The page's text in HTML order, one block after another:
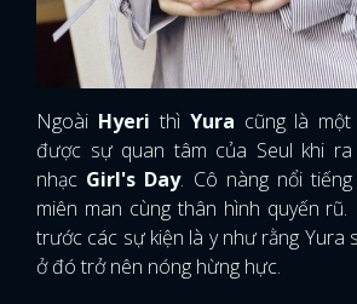
Ngoài Hyeri thì Yura cũng là
được sự quan tâm của Seul khi
nhạc Girl's Day. Cô nàng nổi
miên man cùng thân hình quyến rũ.
trước các sự kiện là y như rằng Yura
ở đó trở nên nóng hừng hực.